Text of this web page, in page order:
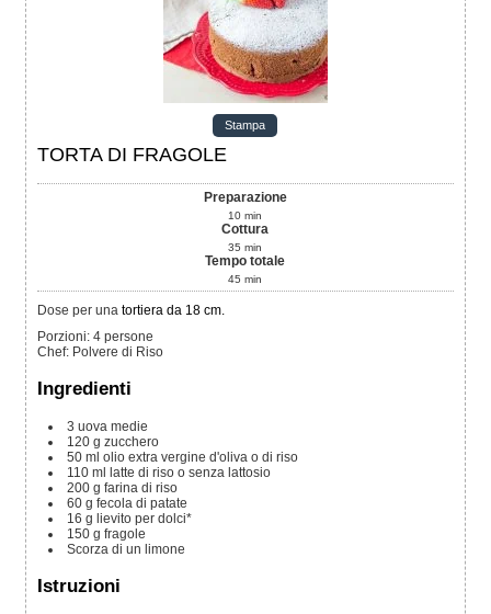
Stampa
TORTA DI FRAGOLE
Preparazione
10 min
Cottura
35 min
Tempo totale
45 min
Dose per unatortiera da 18 cm.
Porzioni:4 persone
Chef: Polvere di Riso
Ingredienti
3 uova medie
120 g zucchero
50 ml olio extra vergine d'oliva o di riso
110 ml latte di riso o senza lattosio
200 g farina di riso
60 g fecola di patate
16 g lievito per dolci*
150 g fragole
Scorza di un limone
Istruzioni